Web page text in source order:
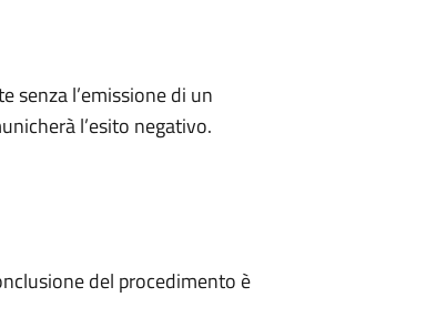
senza l’emissione di un
l’esito negativo.
del procedimento è